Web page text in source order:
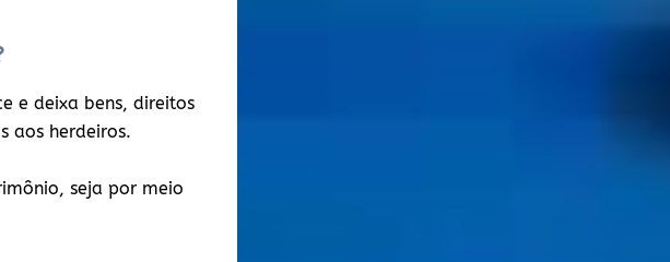
e deixa bens, direitos
aos herdeiros.
seja por meio